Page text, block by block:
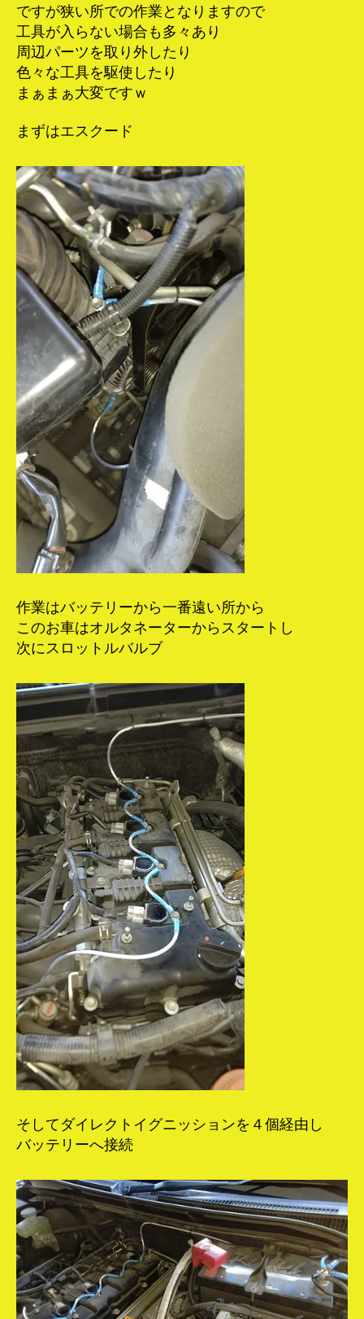
ですが狭い所での作業となりますので
工具が入らない場合も多々あり
周辺パーツを取り外したり
色々な工具を駆使したり
まぁまぁ大変ですｗ
まずはエスクード
作業はバッテリーから一番遠い所から
このお車はオルタネーターからスタートし
次にスロットルバルブ
そしてダイレクトイグニッションを４個経由し
バッテリーへ接続